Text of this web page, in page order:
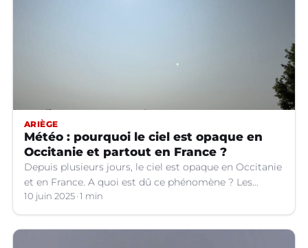
ARIÈGE
Météo : pourquoi le ciel est opaque en
Occitanie et partout en France ?
Depuis plusieurs jours, le ciel est opaque en Occitanie
et en France. A quoi est dû ce phénomène ? Les
explications.
10 juin 2025 1 min